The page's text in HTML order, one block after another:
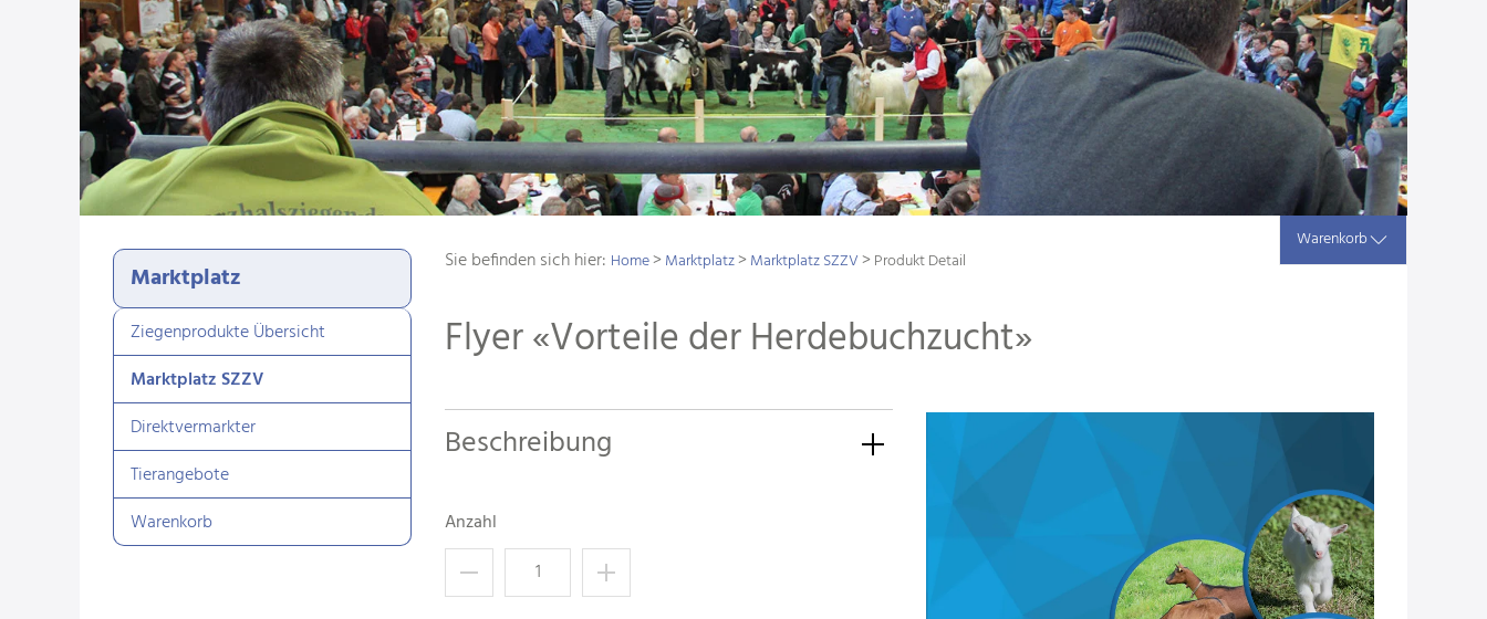
Marktplatz
Ziegenprodukte Übersicht
Marktplatz SZZV
Direktvermarkter
Tierangebote
Warenkorb
Sie befinden sich hier: Home>Marktplatz>Marktplatz SZZV>Produkt Detail
Warenkorb
Flyer «Vorteile der Herdebuchzucht»
Beschreibung
Anzahl